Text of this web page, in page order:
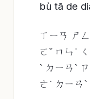
bù tā de
ㄒㄧㄢ ㄕ
ㄛˇ ㄇㄣ˙
ˋ ㄉㄧㄢˋ
ㄜ˙ ㄉㄧㄢ